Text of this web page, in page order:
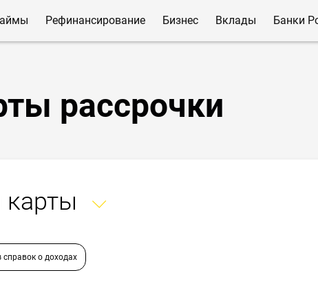
Рефинансирование Бизнес Вклады Банки
рассрочки
карты
справок о доходах